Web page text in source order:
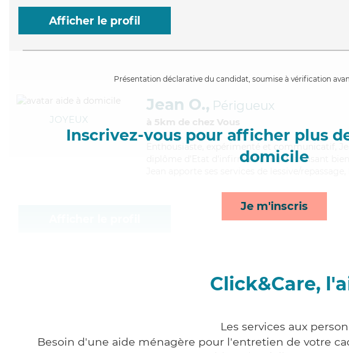
Afficher le profil
Présentation déclarative du candidat, soumise à vérification
Inscrivez-vous pour afficher plus
domicile
Je m'inscris
JOYEUX
Jean O., Périgueux
à 5km de chez Vous
Enthousiaste
, expérimenté et communicatif,
diplôme d'Etat d'infirmier (DEI). Maitrisant
Click&Care,
Les services aux
Besoin d'une aide ménagère pour l'entretien de votre